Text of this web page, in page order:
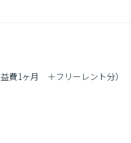
費1ヶ月　＋フリーレント分）